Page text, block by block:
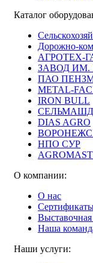
Каталог
Дорожно-
АГРОТЕХ-
ЗАВОД ИМ.
ПАО
METAL-
IRON BULL
DIAS AGRO
НПО СУР
О компании:
О нас
Наша
Наши услуги: